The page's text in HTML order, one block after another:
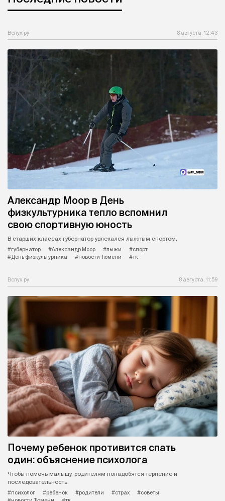
Вслух.ру 8 августа, 12:43
Александр Моор в День
физкультурника тепло вспомнил
свою спортивную юность
В старших классах губернатор увлекался лыжным спортом.
#губернатор
#Александр Моор #лыжи
#спорт
#День физкультурника
#новости Тюмени #тк
Вслух.ру 8 августа, 11:59
Почему ребенок противится спать
один: объяснение психолога
Чтобы помочь малышу, родителям понадобятся терпение и
последовательность.
#психолог
#ребенок #родители #страх
#советы